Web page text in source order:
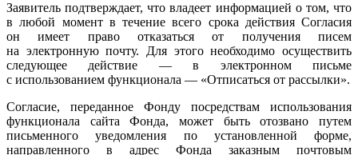
Заявитель подтверждает, что владеет информацией о том, что
в любой момент в течение всего срока действия Согласия
он имеет право отказаться от получения писем
на электронную почту. Для этого необходимо осуществить
следующее действие — в электронном письме
с использованием функционала — «Отписаться от рассылки».
Согласие, переданное Фонду посредствам использования
функционала сайта Фонда, может быть отозвано путем
письменного уведомления по установленной форме,
направленного в адрес Фонда заказным почтовым